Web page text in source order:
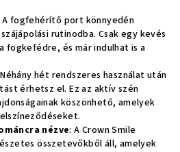
A fogfehérítő port könnyedén
rutinodba. Csak egy kevés
fogkefédre, és már indulhat is a
hét rendszeres használat után
érhetsz el. Ez az aktív szén
köszönhető, amelyek
nézve: A Crown Smile
összetevőkből áll, amelyek